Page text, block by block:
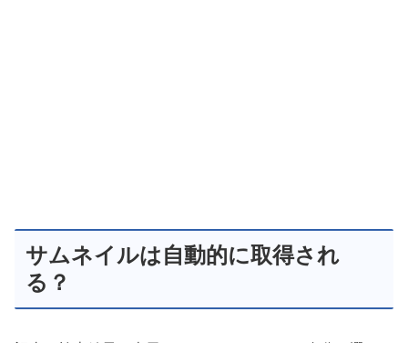
サムネイルは自動的に取得され
る？